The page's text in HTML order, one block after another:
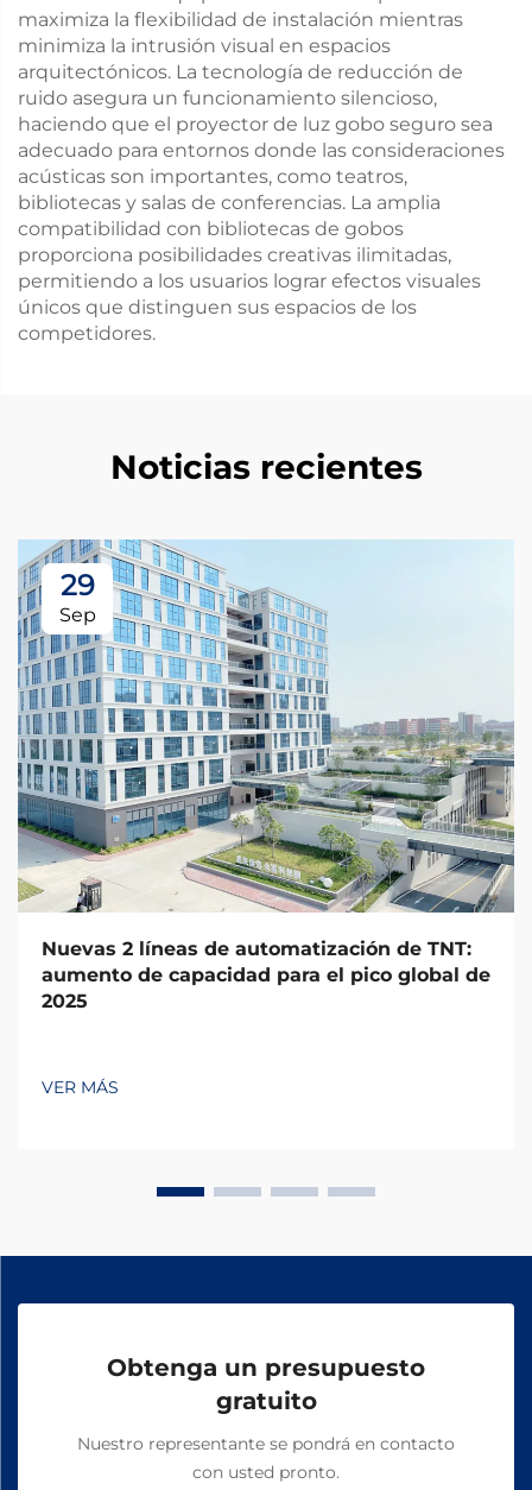
maximiza la flexibilidad de instalación mientras
minimiza la intrusión visual en espacios
arquitectónicos. La tecnología de reducción de
ruido asegura un funcionamiento silencioso,
haciendo que el proyector de luz gobo seguro sea
adecuado para entornos donde las consideraciones
acústicas son importantes, como teatros,
bibliotecas y salas de conferencias. La amplia
compatibilidad con bibliotecas de gobos
proporciona posibilidades creativas ilimitadas,
permitiendo a los usuarios lograr efectos visuales
únicos que distinguen sus espacios de los
competidores.
Noticias recientes
29
Sep
Nuevas 2 líneas de automatización de TNT:
aumento de capacidad para el pico global de
2025
VER MÁS
Obtenga un presupuesto
gratuito
Nuestro representante se pondrá en contacto
con usted pronto.